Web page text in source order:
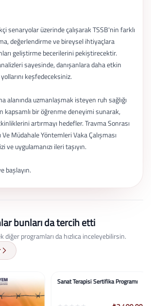
senaryolar üzerinde çalışarak TSSB'nin farklı
değerlendirme ve bireysel ihtiyaçlara
geliştirme becerilerini pekiştirecektir.
sayesinde, danışanlara daha etkin
keşfedeceksiniz.
alanında uzmanlaşmak isteyen ruh sağlığı
kapsamlı bir öğrenme deneyimi sunarak,
artırmayı hedefler. Travma Sonrası
Müdahale Yöntemleri Vaka Çalışması
ve uygulamanızı ileri taşıyın.
başlayın.
bunları da tercih etti
diğer programları da hızlıca inceleyebilirsin.
%58